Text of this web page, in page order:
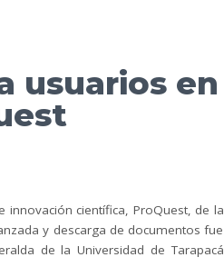
usuarios en
científica, ProQuest, de la
y descarga de documentos fue
de la Universidad de Tarapacá